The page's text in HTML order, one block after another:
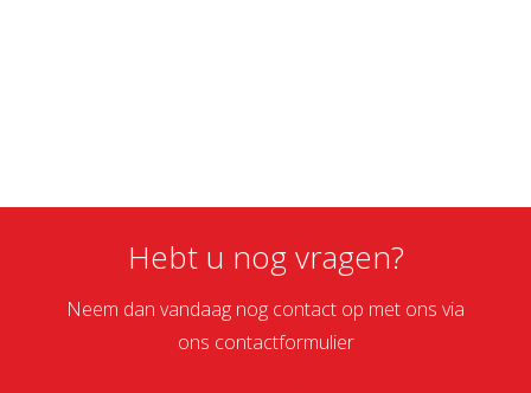
Wilms
Hebt u nog vragen?
Neem dan vandaag nog contact op met ons via
ons contactformulier